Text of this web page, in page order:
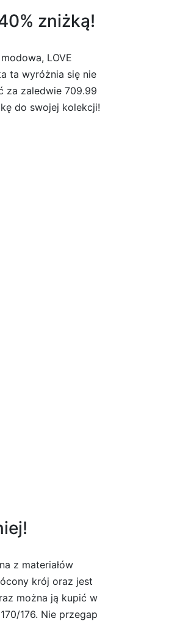
zniżką!
LOVE
ta wyróżnia się nie
za zaledwie 709.99
do swojej kolekcji!
z materiałów
krój oraz jest
można ją kupić w
176. Nie przegap